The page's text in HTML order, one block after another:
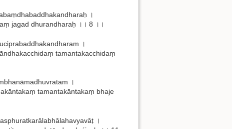
।
jagad dhurandharaḥ ।। 8 ।।
।
tamantakacchidaṃ
।
tamantakāntakaṃ bhaje
।